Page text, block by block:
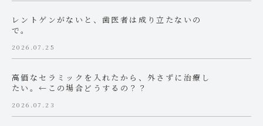
レントゲンがないと、歯医者は成り立たないの
で。
2026.07.25
高価なセラミックを入れたから、外さずに治療し
たい。←この場合どうするの？？
2026.07.23